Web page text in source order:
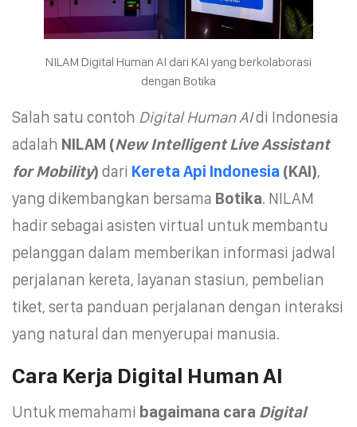
NILAM Digital Human AI dari KAI yang berkolaborasi
dengan Botika
Salah satu contoh Digital Human AIdi Indonesia
adalah NILAM (New Intelligent Live Assistant
for Mobility) dari Kereta Api Indonesia (KAI),
yang dikembangkan bersama Botika. NILAM
hadir sebagai asisten virtual untuk membantu
pelanggan dalam memberikan informasi jadwal
perjalanan kereta, layanan stasiun, pembelian
tiket, serta panduan perjalanan dengan interaksi
yang natural dan menyerupai manusia.
Cara Kerja Digital Human AI
Untuk memahami bagaimana cara Digital